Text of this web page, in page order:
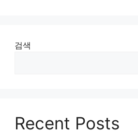
검색
Recent Posts